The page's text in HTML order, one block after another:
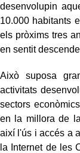
desenvolupin
10.000 habitants
els pròxims tres
en sentit
Això suposa
activitats
sectors
en la millora de
així l'ús i accés a
la Internet de les